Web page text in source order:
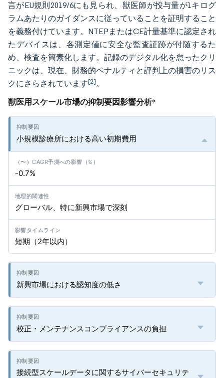
言がEU規則2019/6にも見られ、獣医師が投与量が1キログ
ラムあたりのガイダンスに従っていることを証明すること
を義務付けています。NTEPまたはCE計量基準に認定され
たデバイスは、各測定値に安全な監査証跡が付随するた
め、検査を簡素化します。記録のデジタル化を怠ったクリ
ニックは、現在、財務的ペナルティと評判上の損害のリス
クにさらされています[2]。
獣医用スケール市場の抑制要因影響分析*
小規模診療所における高い初期費用
-0.7%
グローバル、特に新興市場で深刻
短期（2年以内）
新興市場における認知度の低さ
校正・メンテナンスコンプライアンスの負担
接続型スケールデータに関するサイバーセキュリテ